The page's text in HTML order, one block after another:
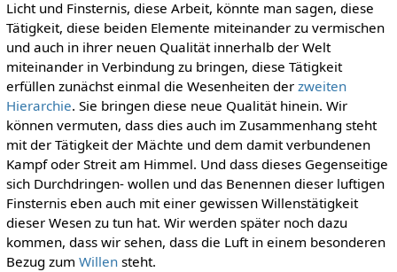
Licht und Finsternis, diese Arbeit, könnte man sagen, diese
Tätigkeit, diese beiden Elemente miteinander zu vermischen
und auch in ihrer neuen Qualität innerhalb der Welt
miteinander in Verbindung zu bringen, diese Tätigkeit
erfüllen zunächst einmal die Wesenheiten der zweiten
Hierarchie. Sie bringen diese neue Qualität hinein. Wir
können vermuten, dass dies auch im Zusammenhang steht
mit der Tätigkeit der Mächte und dem damit verbundenen
Kampf oder Streit am Himmel. Und dass dieses Gegenseitige
sich Durchdringen- wollen und das Benennen dieser luftigen
Finsternis eben auch mit einer gewissen Willenstätigkeit
dieser Wesen zu tun hat. Wir werden später noch dazu
kommen, dass wir sehen, dass die Luft in einem besonderen
Bezug zum Willensteht.